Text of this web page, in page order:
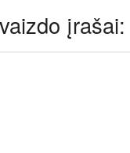
įrašai: